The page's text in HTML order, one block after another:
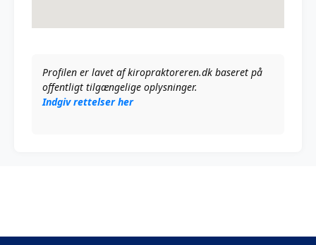
Profilen er lavet af kiropraktoreren.dk baseret på
offentligt tilgængelige oplysninger.
Indgiv rettelser her